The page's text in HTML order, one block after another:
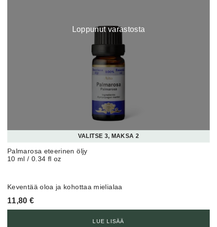
Loppunut varastosta
VALITSE 3, MAKSA 2
Palmarosa eteerinen öljy
10 ml / 0.34 fl oz
Keventää oloa ja kohottaa mielialaa
11,80€
LUE LISÄÄ